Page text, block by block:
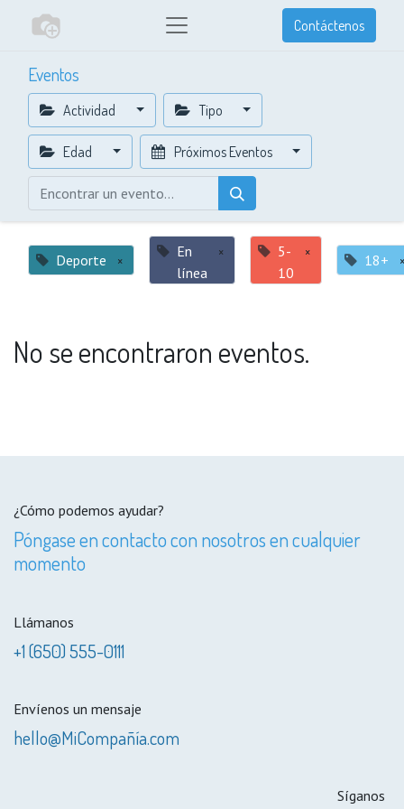
Contáctenos
Eventos
Actividad Tipo
Edad Próximos Eventos
Deporte ×
En
línea
×
5-
10
× 18+ ×
No se encontraron eventos.
¿Cómo podemos ayudar?
Póngase en contacto con nosotros en cualquier
momento
Llámanos
+1 (650) 555-0111
Envíenos un mensaje
hello@MiCompañía.com
Síganos